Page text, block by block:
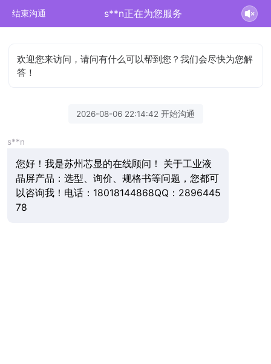
结束沟通 s**n正在为您服务
欢迎您来访问，请问有什么可以帮到您？我们会尽快为您解
答！
2026-08-06 22:14:42 开始沟通
s**n
您好！我是苏州芯显的在线顾问！ 关于工业液
晶屏产品：选型、询价、规格书等问题，您都可
以咨询我！电话：18018144868QQ：2896445
78